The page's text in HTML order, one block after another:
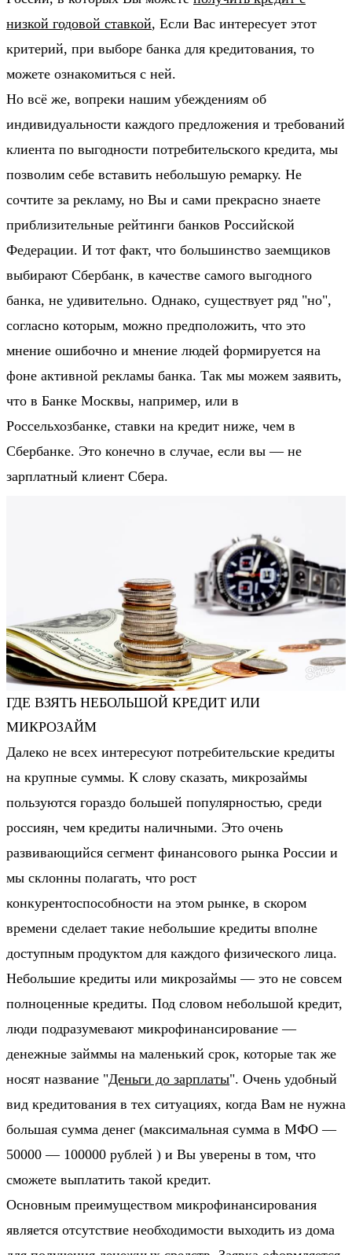
низкой годовой ставкой, Если Вас интересует этот
критерий, при выборе банка для кредитования, то
можете ознакомиться с ней.
Но всё же, вопреки нашим убеждениям об
индивидуальности каждого предложения и требований
клиента по выгодности потребительского кредита, мы
позволим себе вставить небольшую ремарку. Не
сочтите за рекламу, но Вы и сами прекрасно знаете
приблизительные рейтинги банков Российской
Федерации. И тот факт, что большинство заемщиков
выбирают Сбербанк, в качестве самого выгодного
банка, не удивительно. Однако, существует ряд "но",
согласно которым, можно предположить, что это
мнение ошибочно и мнение людей формируется на
фоне активной рекламы банка. Так мы можем заявить,
что в Банке Москвы, например, или в
Россельхозбанке, ставки на кредит ниже, чем в
Сбербанке. Это конечно в случае, если вы — не
зарплатный клиент Сбера.
ГДЕ ВЗЯТЬ НЕБОЛЬШОЙ КРЕДИТ ИЛИ
МИКРОЗАЙМ
Далеко не всех интересуют потребительские кредиты
на крупные суммы. К слову сказать, микрозаймы
пользуются гораздо большей популярностью, среди
россиян, чем кредиты наличными. Это очень
развивающийся сегмент финансового рынка России и
мы склонны полагать, что рост
конкурентоспособности на этом рынке, в скором
времени сделает такие небольшие кредиты вполне
доступным продуктом для каждого физического лица.
Небольшие кредиты или микрозаймы — это не совсем
полноценные кредиты. Под словом небольшой кредит,
люди подразумевают микрофинансирование —
денежные займмы на маленький срок, которые так же
носят название "Деньги до зарплаты". Очень удобный
вид кредитования в тех ситуациях, когда Вам не нужна
большая сумма денег (максимальная сумма в МФО —
50000 — 100000 рублей ) и Вы уверены в том, что
сможете выплатить такой кредит.
Основным преимуществом микрофинансирования
является отсутствие необходимости выходить из дома